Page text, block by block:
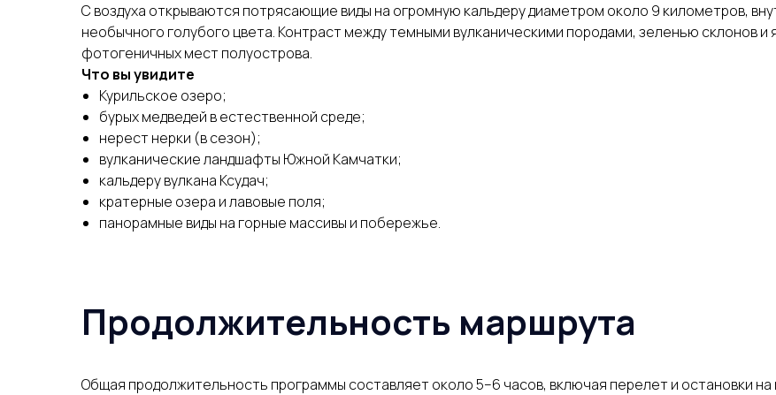
С воздуха открываются потрясающие виды на огромную кальдеру диаметром около 9 километров,
необычного голубого цвета. Контраст между темными вулканическими породами, зеленью склонов и
фотогеничных мест полуострова.
Что вы увидите
Курильское озеро;
бурых медведей в естественной среде;
нерест нерки (в сезон);
вулканические ландшафты Южной Камчатки;
кальдеру вулкана Ксудач;
кратерные озера и лавовые поля;
панорамные виды на горные массивы и побережье.
Продолжительность маршрута
Общая продолжительность программы составляет около 5–6 часов, включая перелет и остановки на